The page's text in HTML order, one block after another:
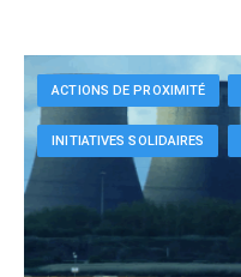
ACTIONS DE PROXIMITÉ
INITIATIVES SOLIDAIRES